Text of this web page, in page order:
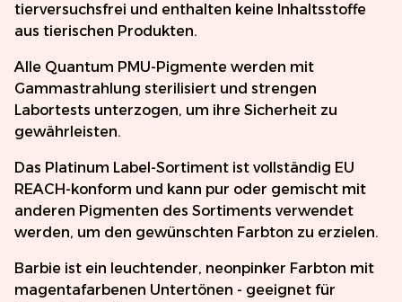
tierversuchsfrei und enthalten keine Inhaltsstoffe
aus tierischen Produkten.
Alle Quantum PMU-Pigmente werden mit
Gammastrahlung sterilisiert und strengen
Labortests unterzogen, um ihre Sicherheit zu
gewährleisten.
Das Platinum Label-Sortiment ist vollständig EU
REACH-konform und kann pur oder gemischt mit
anderen Pigmenten des Sortiments verwendet
werden, um den gewünschten Farbton zu erzielen.
Barbie ist ein leuchtender, neonpinker Farbton mit
magentafarbenen Untertönen - geeignet für